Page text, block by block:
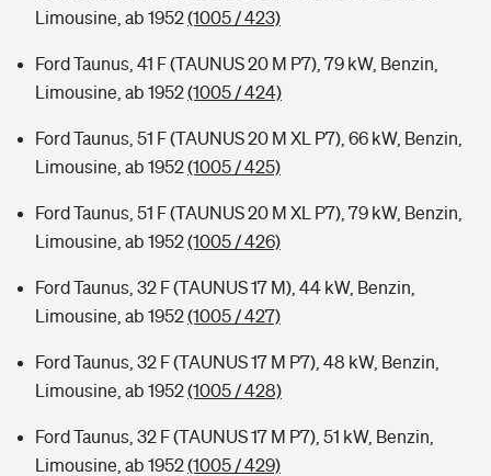
Limousine, ab 1952(1005 / 423)
Ford Taunus, 41 F (TAUNUS 20 M P7), 79 kW, Benzin,
Limousine, ab 1952(1005 / 424)
Ford Taunus, 51 F (TAUNUS 20 M XL P7), 66 kW, Benzin,
Limousine, ab 1952(1005 / 425)
Ford Taunus, 51 F (TAUNUS 20 M XL P7), 79 kW, Benzin,
Limousine, ab 1952(1005 / 426)
Ford Taunus, 32 F (TAUNUS 17 M), 44 kW, Benzin,
Limousine, ab 1952(1005 / 427)
Ford Taunus, 32 F (TAUNUS 17 M P7), 48 kW, Benzin,
Limousine, ab 1952(1005 / 428)
Ford Taunus, 32 F (TAUNUS 17 M P7), 51 kW, Benzin,
Limousine, ab 1952(1005 / 429)